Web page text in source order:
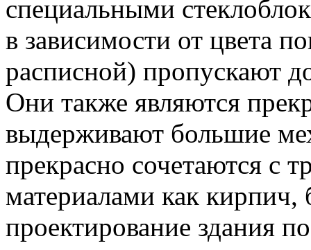
специальными
в зависимости от цвета
расписной) пропускают
Они также являются
выдерживают большие
прекрасно сочетаются с
материалами как кирпич,
проектирование здания